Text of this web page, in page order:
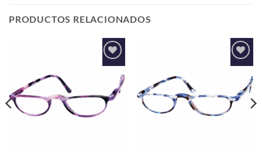
PRODUCTOS RELACIONADOS
Añadir
lista de
deseos
Añadir
lista de
deseos